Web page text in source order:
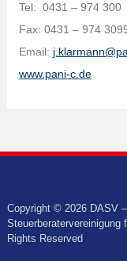
Tel: 0431 – 974 300
Fax: 0431 – 974
Email:
www.pani-c.de
Copyright © 2026 DASV
Steuerberatervereinigung
Rights Reserved